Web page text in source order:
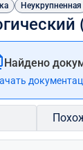
Неукрупненная
Найдено